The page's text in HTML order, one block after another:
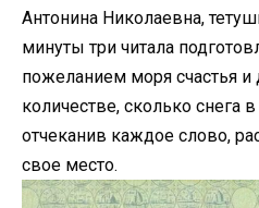
Антонина Николаевна,
минуты три читала
пожеланием моря счастья и
количестве, сколько снега
отчеканив каждое слово,
свое место.